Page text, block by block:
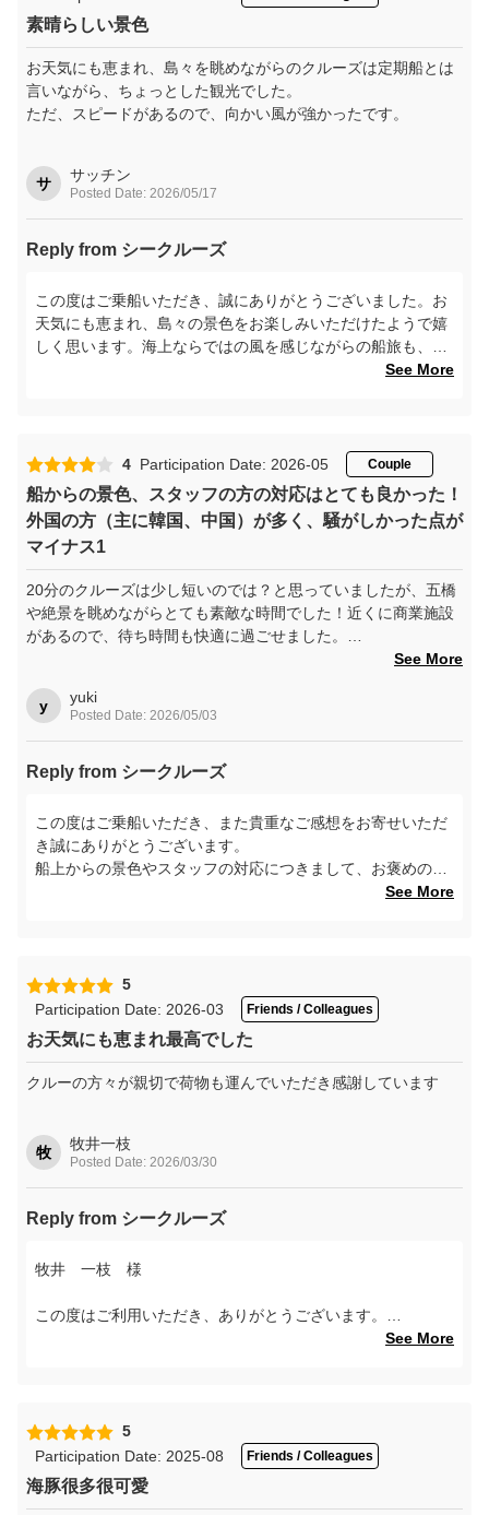
素晴らしい景色
お天気にも恵まれ、島々を眺めながらのクルーズは定期船とは
言いながら、ちょっとした観光でした。
ただ、スピードがあるので、向かい風が強かったです。
サ サッチン
Posted Date: 2026/05/17
Reply from シークルーズ
この度はご乗船いただき、誠にありがとうございました。お
天気にも恵まれ、島々の景色をお楽しみいただけたようで嬉
しく思います。海上ならではの風を感じながらの船旅も、思
い出のひとつとなりましたら幸いです。また機会がございま
See More
4 Participation Date: 2026-05 Couple
船からの景色、スタッフの方の対応はとても良かった！
外国の方（主に韓国、中国）が多く、騒がしかった点が
マイナス1
20分のクルーズは少し短いのでは？と思っていましたが、五橋
や絶景を眺めながらとても素敵な時間でした！近くに商業施設
があるので、待ち時間も快適に過ごせました。
方）が多く、座席の頻繁な移動や会話の大きさなどは少し気に
なりました。
その他スタッフさんの誘導や接客などはとても良かったです！
See More
y yuki
Posted Date: 2026/05/03
Reply from シークルーズ
この度はご乗船いただき、また貴重なご感想をお寄せいただ
き誠にありがとうございます。
船上からの景色やスタッフの対応につきまして、お褒めのお
言葉を頂戴し大変嬉しく思っております。また、周辺施設も
一方で、船内の混雑やご利用環境につきまして、ご不便をお
かけし申し訳ございません。ゴールデンウィーク期間中とい
うこともあり、通常より多くのお客様にご利用いただいてお
りましたことも一因かと存じますが、より快適にお過ごしい
ただけるよう、今後のご案内や運営の参考とさせていただき
今後も皆様に気持ちよくご乗船いただけるよう努めてまいり
ますので、また機会がございましたらぜひご利用ください。
心よりお待ちしております。
See More
5
Participation Date: 2026-03
Friends / Colleagues
お天気にも恵まれ最高でした
クルーの方々が親切で荷物も運んでいただき感謝しています
牧 牧井一枝
Posted Date: 2026/03/30
Reply from シークルーズ
牧井 一枝 様
この度はご利用いただき、ありがとうございます。
ービスを目指して、スタッフ一同努めてまいります。
またのご乗船を心よりお待ちしております。
See More
5
Participation Date: 2025-08
Friends / Colleagues
海豚很多很可愛